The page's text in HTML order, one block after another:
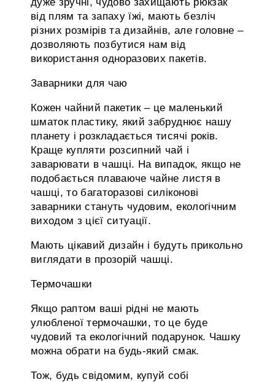
від плям та запаху їжі, мають безліч
різних розмірів та дизайнів, але головне –
дозволяють позбутися нам від
використання одноразових пакетів.
Заварники для чаю
Кожен чайний пакетик – це маленький
шматок пластику, який забруднює нашу
планету і розкладається тисячі років.
Краще купляти розсипний чай і
заварювати в чашці. На випадок, якщо не
подобається плаваюче чайне листя в
чашці, то багаторазові силіконові
заварники стануть чудовим, екологічним
виходом з цієї ситуації.
Мають цікавий дизайн і будуть прикольно
виглядати в прозорій чашці.
Термочашки
Якщо раптом ваші рідні не мають
улюбленої термочашки, то це буде
чудовий та екологічний подарунок. Чашку
можна обрати на будь-який смак.
Тож, будь свідомим, купуй собі